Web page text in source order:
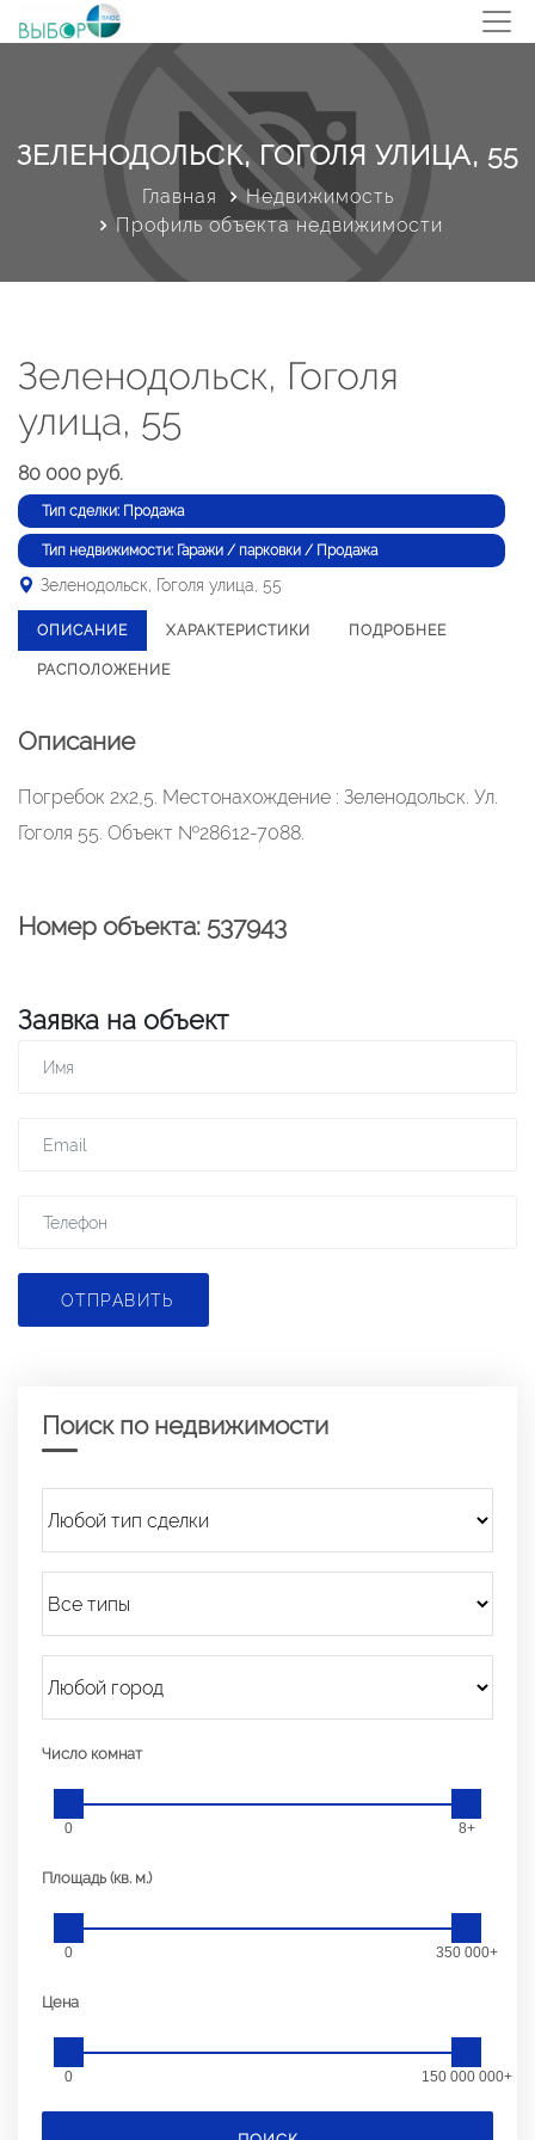
ЗЕЛЕНОДОЛЬСК, ГОГОЛЯ УЛИЦА, 55
Главная
Недвижимость
Профиль объекта недвижимости
Зеленодольск, Гоголя
улица, 55
80 000 руб.
Тип сделки: Продажа
Тип недвижимости: Гаражи / парковки / Продажа
Зеленодольск, Гоголя улица, 55
ОПИСАНИЕ ХАРАКТЕРИСТИКИ ПОДРОБНЕЕ
РАСПОЛОЖЕНИЕ
Описание
Погребок 2х2,5. Местонахождение : Зеленодольск. Ул.
Гоголя 55. Объект №28612-7088.
Номер объекта: 537943
Заявка на объект
ОТПРАВИТЬ
Поиск по недвижимости
Число комнат
0 8+
Площадь (кв. м.)
0 350 000+
Цена
0 150 000 000+